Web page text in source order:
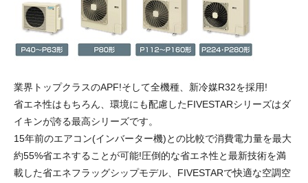
業界トップクラスのAPF!そして全機種、新冷媒R32を採用!
省エネ性はもちろん、環境にも配慮したFIVESTARシリーズはダ
イキンが誇る最高シリーズです。
15年前のエアコン(インバーター機)との比較で消費電力量を最大
約55%省エネすることが可能!圧倒的な省エネ性と最新技術を満
載した省エネフラッグシップモデル、FIVESTARで快適な空調空